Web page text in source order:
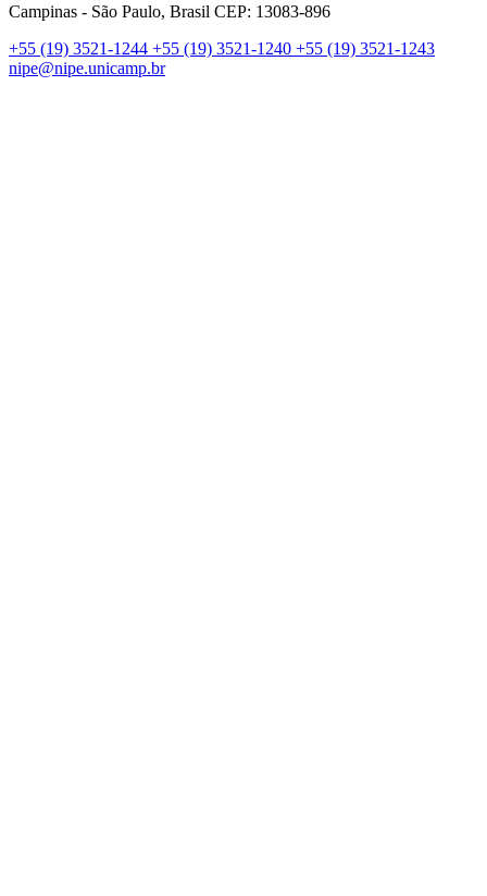
Campinas - São Paulo, Brasil CEP: 13083-896
+55 (19) 3521-1244 +55 (19) 3521-1240 +55 (19) 3521-1243
nipe@nipe.unicamp.br